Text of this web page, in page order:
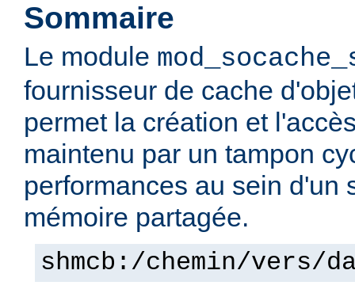
Sommaire
Le module
fournisseur de cache
permet la création et
maintenu par un tampon
performances au sein d'un
mémoire partagée.
shmcb:/chemin/vers/